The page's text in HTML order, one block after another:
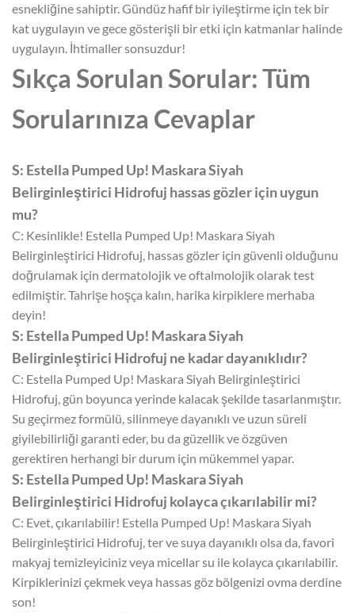
esnekliğine sahiptir. Gündüz hafif bir iyileştirme için tek bir
kat uygulayın ve gece gösterişli bir etki için katmanlar halinde
uygulayın. İhtimaller sonsuzdur!
Sıkça Sorulan Sorular: Tüm
Sorularınıza Cevaplar
S: Estella Pumped Up! Maskara Siyah
Belirginleştirici Hidrofuj hassas gözler için uygun
mu?
C: Kesinlikle! Estella Pumped Up! Maskara Siyah
Belirginleştirici Hidrofuj, hassas gözler için güvenli olduğunu
doğrulamak için dermatolojik ve oftalmolojik olarak test
edilmiştir. Tahrişe hoşça kalın, harika kirpiklere merhaba
deyin!
S: Estella Pumped Up! Maskara Siyah
Belirginleştirici Hidrofuj ne kadar dayanıklıdır?
C: Estella Pumped Up! Maskara Siyah Belirginleştirici
Hidrofuj, gün boyunca yerinde kalacak şekilde tasarlanmıştır.
Su geçirmez formülü, silinmeye dayanıklı ve uzun süreli
giyilebilirliği garanti eder, bu da güzellik ve özgüven
gerektiren herhangi bir durum için mükemmel yapar.
S: Estella Pumped Up! Maskara Siyah
Belirginleştirici Hidrofuj kolayca çıkarılabilir mi?
C: Evet, çıkarılabilir! Estella Pumped Up! Maskara Siyah
Belirginleştirici Hidrofuj, ter ve suya dayanıklı olsa da, favori
makyaj temizleyiciniz veya micellar su ile kolayca çıkarılabilir.
Kirpiklerinizi çekmek veya hassas göz bölgenizi ovma derdine
son!